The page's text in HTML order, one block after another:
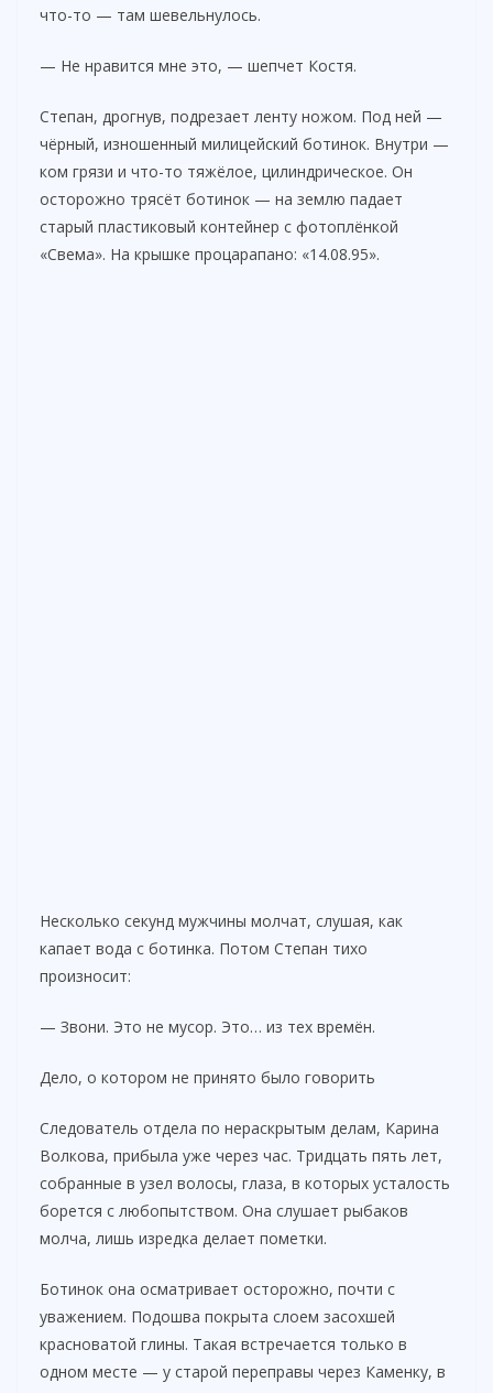
что-то — там шевельнулось.
— Не нравится мне это, — шепчет Костя.
Степан, дрогнув, подрезает ленту ножом. Под ней —
чёрный, изношенный милицейский ботинок. Внутри —
ком грязи и что-то тяжёлое, цилиндрическое. Он
осторожно трясёт ботинок — на землю падает
старый пластиковый контейнер с фотоплёнкой
«Свема». На крышке процарапано: «14.08.95».
Несколько секунд мужчины молчат, слушая, как
капает вода с ботинка. Потом Степан тихо
произносит:
— Звони. Это не мусор. Это… из тех времён.
Дело, о котором не принято было говорить
Следователь отдела по нераскрытым делам, Карина
Волкова, прибыла уже через час. Тридцать пять лет,
собранные в узел волосы, глаза, в которых усталость
борется с любопытством. Она слушает рыбаков
молча, лишь изредка делает пометки.
Ботинок она осматривает осторожно, почти с
уважением. Подошва покрыта слоем засохшей
красноватой глины. Такая встречается только в
одном месте — у старой переправы через Каменку, в